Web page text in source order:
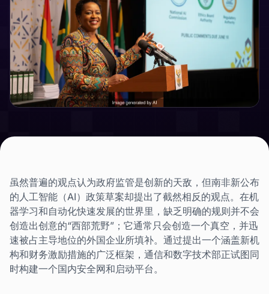
虽然普遍的观点认为政府监管是创新的天敌，但南非新公布
的人工智能（AI）政策草案却提出了截然相反的观点。在机
器学习和自动化快速发展的世界里，缺乏明确的规则并不会
创造出创意的“西部荒野”；它通常只会创造一个真空，并迅
速被占主导地位的外国企业所填补。通过提出一个涵盖新机
构和财务激励措施的广泛框架，通信和数字技术部正试图同
时构建一个国内安全网和启动平台。